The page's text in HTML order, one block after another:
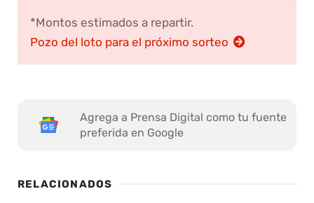
*Montos estimados a repartir.
Pozo del loto para el próximo sorteo
Agrega a Prensa Digital como tu fuente
preferida en Google
RELACIONADOS